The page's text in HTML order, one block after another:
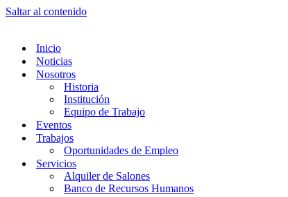
Saltar al contenido
Inicio
Noticias
Nosotros
Historia
Institución
Equipo de Trabajo
Eventos
Trabajos
Oportunidades de Empleo
Servicios
Alquiler de Salones
Banco de Recursos Humanos